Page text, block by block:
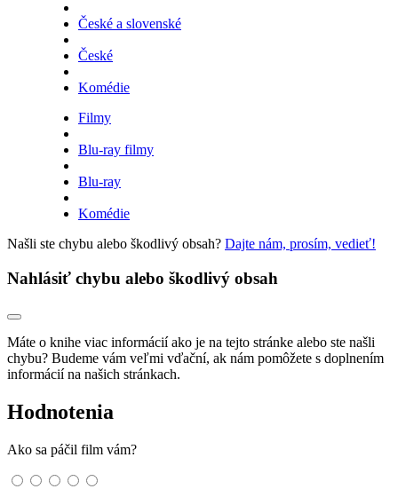
České a slovenské
České
Komédie
Filmy
Blu-ray filmy
Blu-ray
Komédie
Našli ste chybu alebo škodlivý obsah? Dajte nám, prosím, vedieť!
Nahlásiť chybu alebo škodlivý obsah
Máte o knihe viac informácií ako je na tejto stránke alebo ste našli
chybu? Budeme vám veľmi vďační, ak nám pomôžete s doplnením
informácií na našich stránkach.
Hodnotenia
Ako sa páčil film vám?